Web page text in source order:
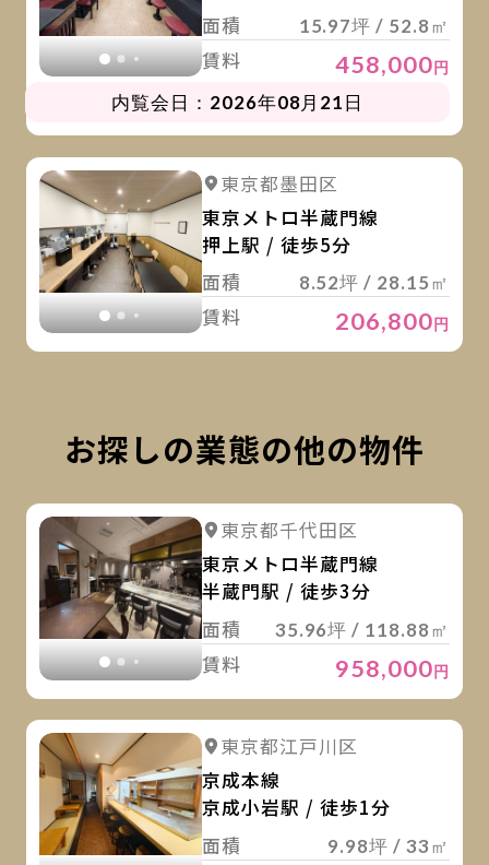
面積
15.97坪 / 52.8㎡
賃料 458,000円
内覧会日：2026年08月21日
詳細を見る
東京都墨田区
東京メトロ半蔵門線
押上駅 / 徒歩5分
面積
8.52坪 / 28.15㎡
賃料 206,800円
お探しの業態の他の物件
詳細を見る
東京都千代田区
東京メトロ半蔵門線
半蔵門駅 / 徒歩3分
面積
35.96坪 / 118.88㎡
賃料 958,000円
詳細を見る
東京都江戸川区
京成本線
京成小岩駅 / 徒歩1分
面積
9.98坪 / 33㎡